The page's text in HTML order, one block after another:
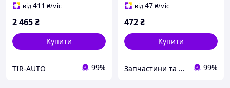
від411 ₴/міс
2 465₴
Купити
TIR-AUTO 99%
від47₴/міс
472₴
Купити
Запчастини та обладнання 99%